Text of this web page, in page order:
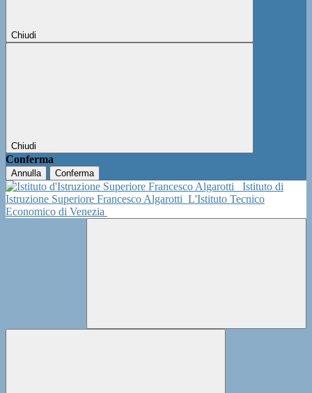
Chiudi
Chiudi
Conferma
Annulla Conferma
Istituto di
Istruzione Superiore Francesco Algarotti L'Istituto Tecnico
Economico di Venezia